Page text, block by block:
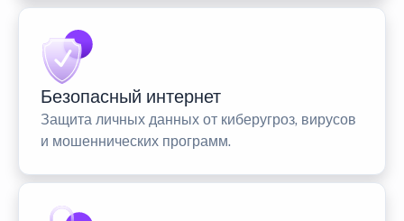
Безопасный интернет
Защита личных данных от киберугроз, вирусов
и мошеннических программ.